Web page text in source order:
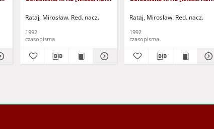
Rataj, Mirosław. Red. nacz.
1992
czasopisma
Rataj, Mirosław. Red. nacz.
1992
czasopisma